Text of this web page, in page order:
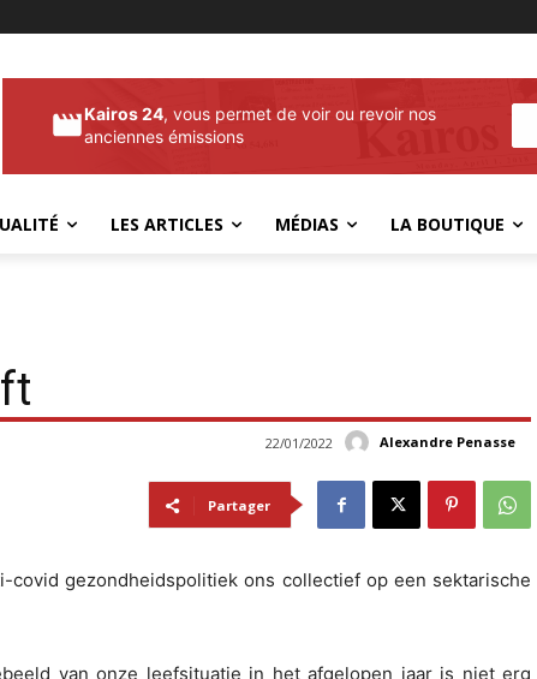
Kairos 24, vous permet de voir ou revoir nos
anciennes émissions
LES ARTICLES MÉDIAS LA BOUTIQUE
Alexandre Penasse
22/01/2022
Partager
covid gezondheidspolitiek ons collectief op een sektarische
van onze leefsituatie in het afgelopen jaar is niet erg